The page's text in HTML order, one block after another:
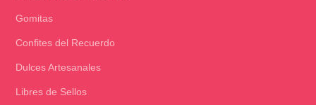
Gomitas
Confites del Recuerdo
Dulces Artesanales
Libres de Sellos